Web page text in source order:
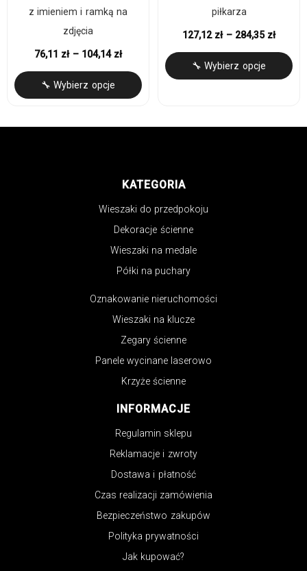
z imieniem i ramką na
zdjęcia
76,11 zł – 104,14 zł
🔧 Wybierz opcje
piłkarza
127,12 zł – 284,35 zł
🔧 Wybierz opcje
KATEGORIA
Wieszaki do przedpokoju
Dekoracje ścienne
Wieszaki na medale
Półki na puchary
Oznakowanie nieruchomości
Wieszaki na klucze
Zegary ścienne
Panele wycinane laserowo
Krzyże ścienne
INFORMACJE
Regulamin sklepu
Reklamacje i zwroty
Dostawa i płatność
Czas realizacji zamówienia
Bezpieczeństwo zakupów
Polityka prywatności
Jak kupować?